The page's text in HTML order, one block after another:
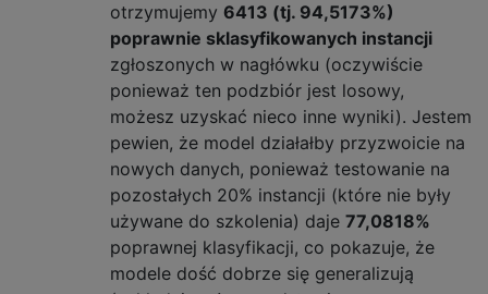
otrzymujemy 6413 (tj. 94,5173%)
poprawnie sklasyfikowanych instancji
zgłoszonych w nagłówku (oczywiście
ponieważ ten podzbiór jest losowy,
możesz uzyskać nieco inne wyniki). Jestem
pewien, że model działałby przyzwoicie na
nowych danych, ponieważ testowanie na
pozostałych 20% instancji (które nie były
używane do szkolenia) daje 77,0818%
poprawnej klasyfikacji, co pokazuje, że
modele dość dobrze się generalizują